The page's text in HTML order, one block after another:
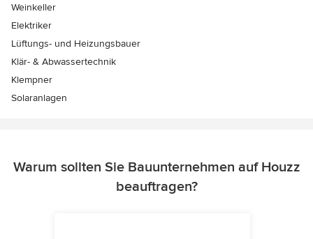
Weinkeller
Elektriker
Lüftungs- und Heizungsbauer
Klär- & Abwassertechnik
Klempner
Solaranlagen
Warum sollten Sie Bauunternehmen auf Houzz
beauftragen?